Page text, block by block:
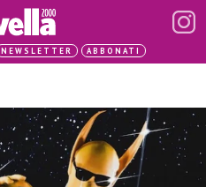
NEWSLETTER ABBONATI